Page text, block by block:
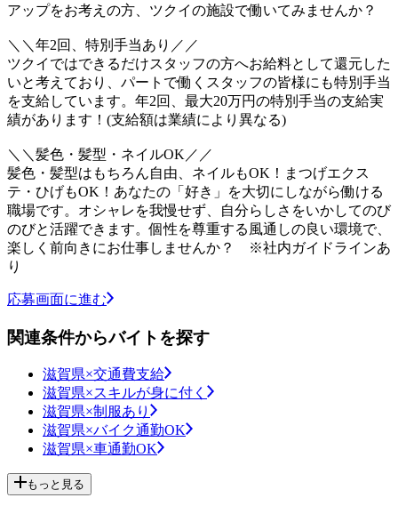
アップをお考えの方、ツクイの施設で働いてみませんか？
＼＼年2回、特別手当あり／／
ツクイではできるだけスタッフの方へお給料として還元した
いと考えており、パートで働くスタッフの皆様にも特別手当
を支給しています。年2回、最大20万円の特別手当の支給実
績があります！(支給額は業績により異なる)
＼＼髪色・髪型・ネイルOK／／
髪色・髪型はもちろん自由、ネイルもOK！まつげエクス
テ・ひげもOK！あなたの「好き」を大切にしながら働ける
職場です。オシャレを我慢せず、自分らしさをいかしてのび
のびと活躍できます。個性を尊重する風通しの良い環境で、
楽しく前向きにお仕事しませんか？ ※社内ガイドラインあ
り
応募画面に進む
関連条件からバイトを探す
滋賀県×交通費支給
滋賀県×スキルが身に付く
滋賀県×制服あり
滋賀県×バイク通勤OK
滋賀県×車通勤OK
もっと見る